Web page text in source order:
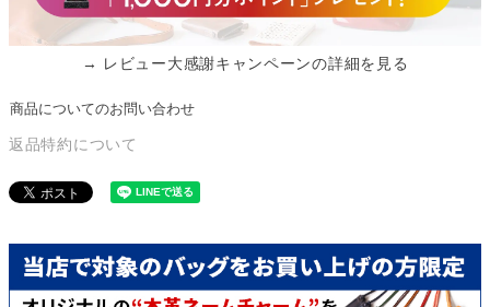
→ レビュー大感謝キャンペーンの詳細を見る
商品についてのお問い合わせ
返品特約について